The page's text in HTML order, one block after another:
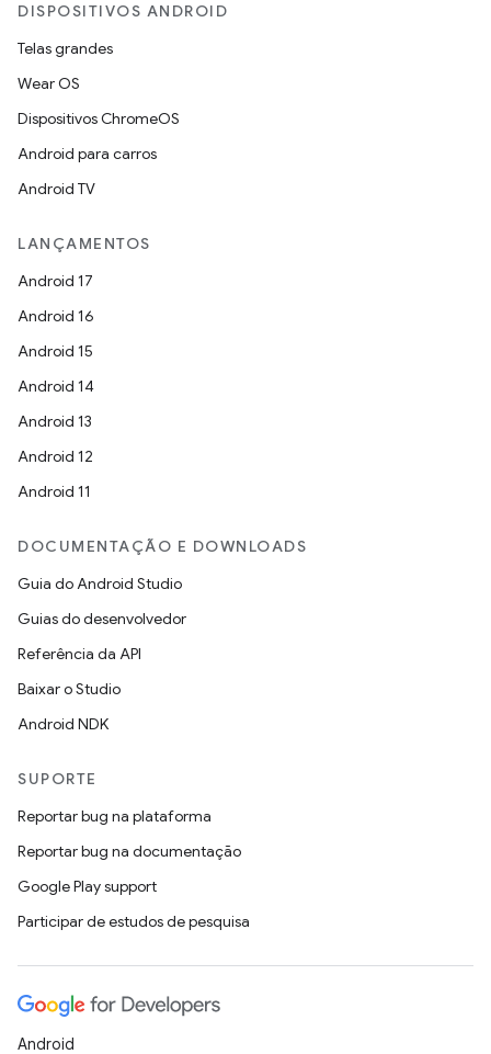
DISPOSITIVOS ANDROID
Telas grandes
Wear OS
Dispositivos ChromeOS
Android para carros
Android TV
LANÇAMENTOS
Android 17
Android 16
Android 15
Android 14
Android 13
Android 12
Android 11
DOCUMENTAÇÃO E DOWNLOADS
Guia do Android Studio
Guias do desenvolvedor
Referência da API
Baixar o Studio
Android NDK
SUPORTE
Reportar bug na plataforma
Reportar bug na documentação
Google Play support
Participar de estudos de pesquisa
Android